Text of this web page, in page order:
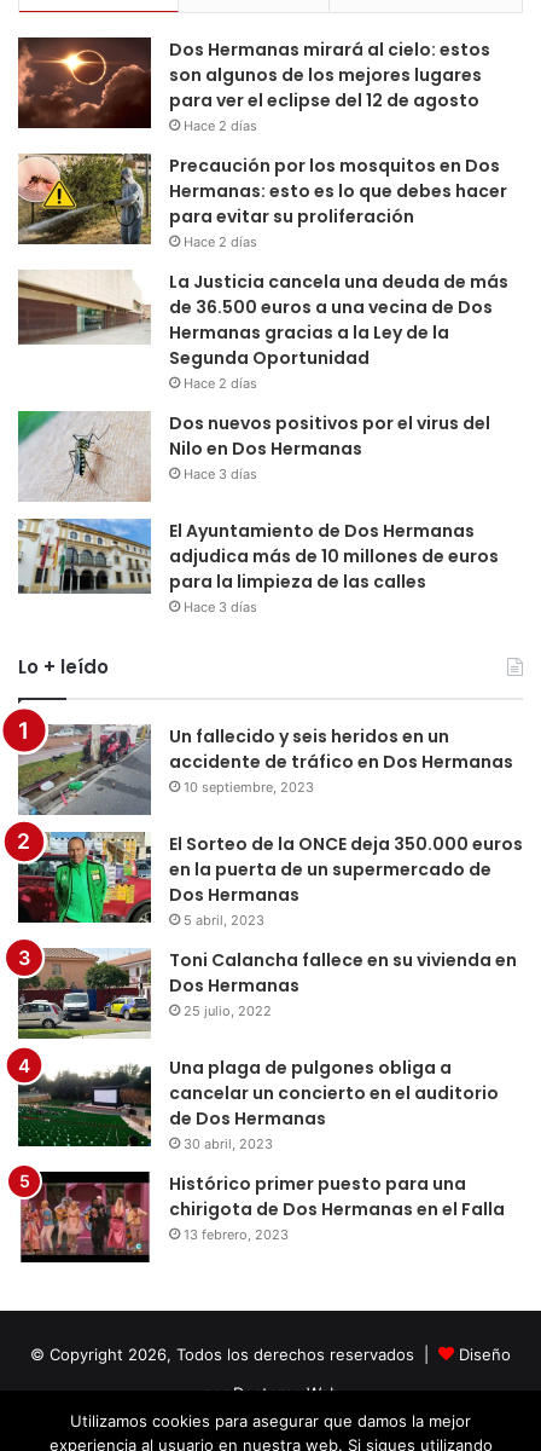
Dos Hermanas mirará al cielo: estos
son algunos de los mejores lugares
para ver el eclipse del 12 de agosto
Hace 2 días
Precaución por los mosquitos en Dos
Hermanas: esto es lo que debes hacer
para evitar su proliferación
Hace 2 días
La Justicia cancela una deuda de más
de 36.500 euros a una vecina de Dos
Hermanas gracias a la Ley de la
Segunda Oportunidad
Hace 2 días
Dos nuevos positivos por el virus del
Nilo en Dos Hermanas
Hace 3 días
El Ayuntamiento de Dos Hermanas
adjudica más de 10 millones de euros
para la limpieza de las calles
Hace 3 días
Lo + leído
Un fallecido y seis heridos en un
accidente de tráfico en Dos Hermanas
10 septiembre, 2023
El Sorteo de la ONCE deja 350.000 euros
en la puerta de un supermercado de
Dos Hermanas
5 abril, 2023
Toni Calancha fallece en su vivienda en
Dos Hermanas
25 julio, 2022
Una plaga de pulgones obliga a
cancelar un concierto en el auditorio
de Dos Hermanas
30 abril, 2023
Histórico primer puesto para una
chirigota de Dos Hermanas en el Falla
13 febrero, 2023
© Copyright 2026, Todos los derechos reservados |
Diseño
por Doctores Web
Utilizamos cookies para asegurar que damos la mejor
experiencia al usuario en nuestra web. Si sigues utilizando